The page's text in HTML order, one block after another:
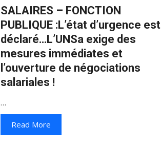
SALAIRES – FONCTION
PUBLIQUE :L’état d’urgence est
déclaré…L’UNSa exige des
mesures immédiates et
l’ouverture de négociations
salariales !
…
Read More